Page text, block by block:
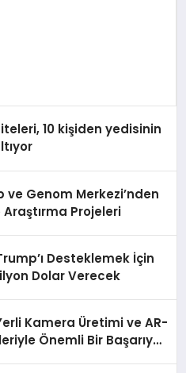
10 kişiden yedisinin
ve Genom Merkezi’nden
Araştırma Projeleri
Desteklemek İçin
Dolar Verecek
Kamera Üretimi ve AR-
Önemli Bir Başarıya